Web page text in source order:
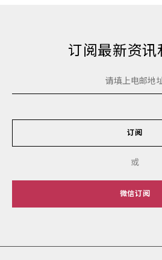
订阅最新资讯
订阅
或
微信订阅